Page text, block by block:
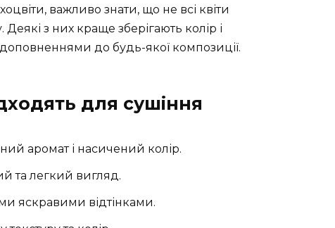
важливо знати, що не всі квіти
з них краще зберігають колір і
до будь-якої композиції.
для сушіння
аромат і насичений колір.
та легкий вигляд.
яскравими відтінками.